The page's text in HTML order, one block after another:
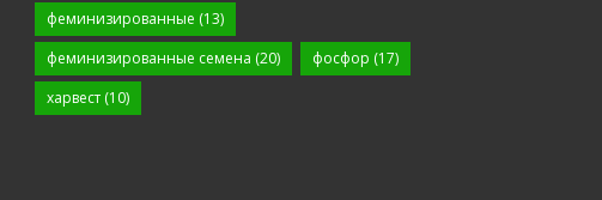
феминизированные (13)
феминизированные семена (20) фосфор (17)
харвест (10)